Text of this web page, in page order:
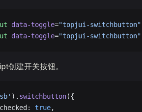
data-toggle="topjui-switchbutton"
data-toggle="topjui-switchbutton"
创建开关按钮。
). switchbutton({
true,